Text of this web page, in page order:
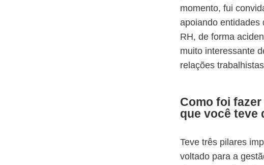
momento, fui
apoiando entidades
RH, de forma
muito interessante
relações
Como foi
que você teve
Teve três pilares
voltado para a